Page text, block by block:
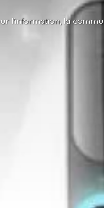
l'information, la